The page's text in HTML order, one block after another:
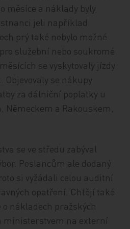
měsíce a náklady byly
jeli například
prý také nebylo možné
služební nebo soukromé
se vyskytovaly jízdy
Objevovaly se nákupy
za dálniční poplatky u
Německem a Rakouskem,
se ve středu zabýval
Poslancům ale dodaný
si vyžádali celou auditní
opatření. Chtějí také
nákladech pražských
ministerstvem na externí